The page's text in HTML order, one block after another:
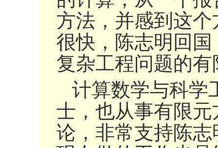
方法，并感到这
很快，陈志明回
复杂工程问题的
计算数学与科学
士，也从事有限
论，非常支持陈